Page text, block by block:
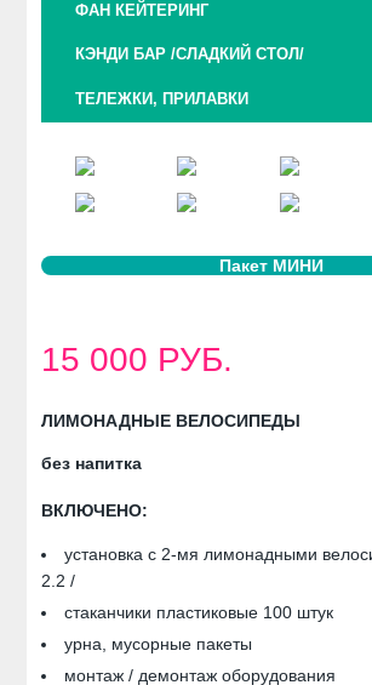
ФАН КЕЙТЕРИНГ
КЭНДИ БАР /СЛАДКИЙ СТОЛ/
ТЕЛЕЖКИ, ПРИЛАВКИ
Пакет МИНИ
15 000 РУБ.
ЛИМОНАДНЫЕ ВЕЛОСИПЕДЫ
без напитка
ВКЛЮЧЕНО:
установка с 2-мя лимонадными
2.2 /
стаканчики пластиковые 100 штук
урна, мусорные пакеты
монтаж / демонтаж оборудования